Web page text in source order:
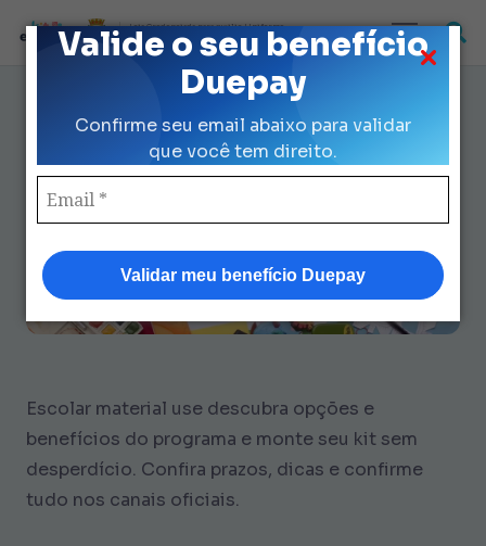
Valide o seu benefício
Duepay
Confirme seu email abaixo para validar
que você tem direito.
Validar meu benefício Duepay
Loja Credenciada para auxilio Uniforme
e Kit Escolar da Prefeitura de São Paulo
Escolar Material Use Descubra:
Guia para Economizar R$153
Escolar material use descubra opções e
benefícios do programa e monte seu kit sem
desperdício. Confira prazos, dicas e confirme
tudo nos canais oficiais.